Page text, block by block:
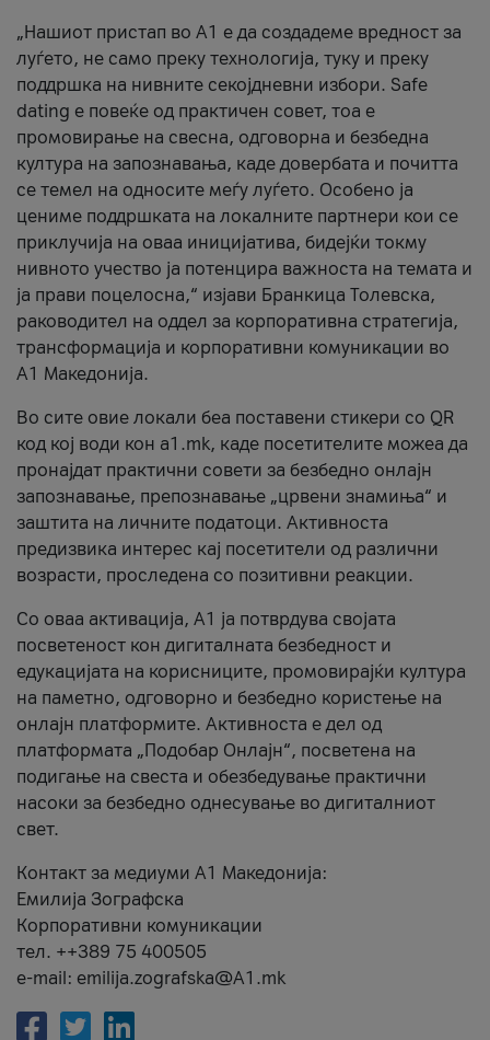
„Нашиот пристап во А1 е да создадеме вредност за
луѓето, не само преку технологија, туку и преку
поддршка на нивните секојдневни избори. Safe
dating е повеќе од практичен совет, тоа е
промовирање на свесна, одговорна и безбедна
култура на запознавања, каде довербата и почитта
се темел на односите меѓу луѓето. Особено ја
цениме поддршката на локалните партнери кои се
приклучија на оваа иницијатива, бидејќи токму
нивното учество ја потенцира важноста на темата и
ја прави поцелосна,“ изјави Бранкица Толевска,
раководител на оддел за корпоративна стратегија,
трансформација и корпоративни комуникации во
А1 Македонија.
Во сите овие локали беа поставени стикери со QR
код кој води кон a1.mk, каде посетителите можеа да
пронајдат практични совети за безбедно онлајн
запознавање, препознавање „црвени знамиња“ и
заштита на личните податоци. Активноста
предизвика интерес кај посетители од различни
возрасти, проследена со позитивни реакции.
Со оваа активација, А1 ја потврдува својата
посветеност кон дигиталната безбедност и
едукацијата на корисниците, промовирајќи култура
на паметно, одговорно и безбедно користење на
онлајн платформите. Активноста е дел од
платформата „Подобар Онлајн“, посветена на
подигање на свеста и обезбедување практични
насоки за безбедно однесување во дигиталниот
свет.
Контакт за медиуми А1 Македонија:
Емилија Зографска
Корпоративни комуникации
тел. ++389 75 400505
e-mail: emilija.zografska@A1.mk